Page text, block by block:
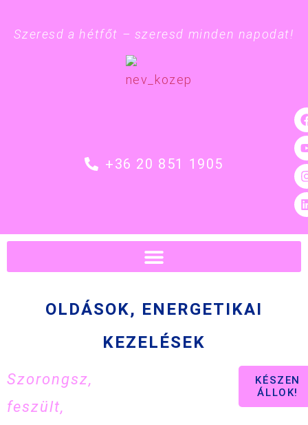
Szeresd a hétfőt – szeresd minden napodat!
+36 20 851 1905
OLDÁSOK, ENERGETIKAI
KEZELÉSEK
Szorongsz,
feszült,
KÉSZEN
ÁLLOK!